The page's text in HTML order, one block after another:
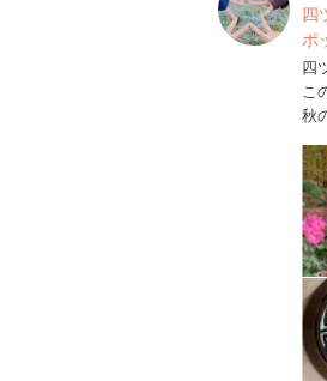
四
ポ
四
こ
秋